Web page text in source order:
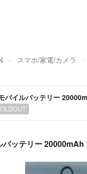
スマホ/家電/カメラ
バイルバッテリー
バッテリー